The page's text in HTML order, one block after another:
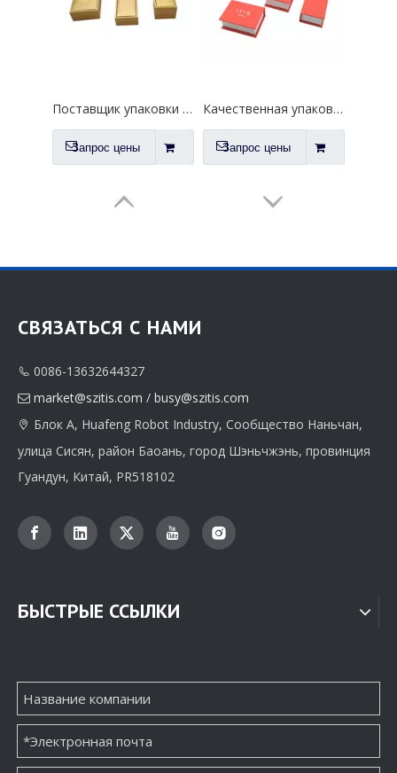
Поставщик упаковки для бриллиантов OEM с заполненным золотом
Запрос цены
Качественная упаковка для магнитного ожерелья в книжном стиле по индивидуальному заказу
Запрос цены
Производитель бумажной упаковки для ожерелья высокого класса OEM
Запрос цены Запрос цены
Оптовый производитель бумажной упаковочной коробки для круглых сережек
Запрос цены
Натуральная изготовленная на заказ маленькая бумажная упаковочная коробка для драгоценностей Производитель
Запрос цены
СВЯЗАТЬСЯ С НАМИ
 0086-13632644327
 market@szitis.com / busy@szitis.com
 Блок A, Huafeng Robot Industry, Сообщество Наньчан,
улица Сисян, район Баоань, город Шэньчжэнь, провинция
Гуандун, Китай, PR518102
БЫСТРЫЕ ССЫЛКИ